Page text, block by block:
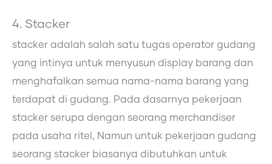
4. Stacker
stacker adalah salah satu tugas operator gudang
yang intinya untuk menyusun display barang dan
menghafalkan semua nama-nama barang yang
terdapat di gudang. Pada dasarnya pekerjaan
stacker serupa dengan seorang merchandiser
pada usaha ritel, Namun untuk pekerjaan gudang
seorang stacker biasanya dibutuhkan untuk